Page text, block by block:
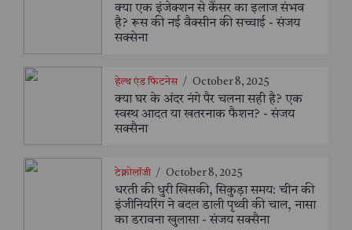
क्या एक इंजेक्शन से कैंसर का इलाज संभव
है? रूस की नई वैक्सीन की सच्चाई - संजय
सक्सेना
हेल्थ एंड फिटनेस / October 8, 2025
क्या घर के अंदर नंगे पैर चलना सही है? एक
स्वस्थ आदत या खतरनाक फैशन? - संजय
सक्सैना
टेक्नोलॉजी / October 8, 2025
धरती की धुरी खिसकी, सिकुड़ा समय: चीन की
इंजीनियरिंग ने बदल डाली पृथ्वी की चाल, नासा
का डरावना खुलासा - संजय सक्सैना